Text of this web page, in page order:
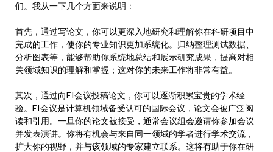
们。我从一下几个方面来说明：
首先，通过写论文，你可以更深入地研究和理解你在科研项目中
完成的工作，使你的专业知识更加系统化。归纳整理测试数据、
分析图表等，能够帮助你系统地总结和展示研究成果，提高对相
关领域知识的理解和掌握；这对你的未来工作将非常有益。
其次，通过向EI会议投稿论文，你可以逐渐积累宝贵的学术经
验。EI会议是计算机领域备受认可的国际会议，论文会被广泛阅
读和引用。一旦你的论文被接受，通常会议组会邀请你参加会议
并发表演讲。你将有机会与来自同一领域的学者进行学术交流，
扩大你的视野，并与该领域的专家建立联系。这将有助于你在研